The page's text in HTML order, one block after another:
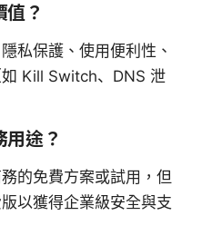
？
私保護、使用便利性、
Kill Switch、DNS 泄
途？
的免費方案或試用，但
以獲得企業級安全與支